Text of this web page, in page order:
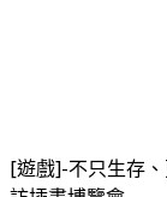
[遊戲]-不只生存